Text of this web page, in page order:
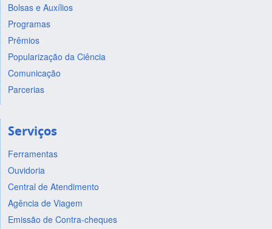
Bolsas e Auxílios
Programas
Prêmios
Popularização da Ciência
Comunicação
Parcerias
Serviços
Ferramentas
Ouvidoria
Central de Atendimento
Agência de Viagem
Emissão de Contra-cheques